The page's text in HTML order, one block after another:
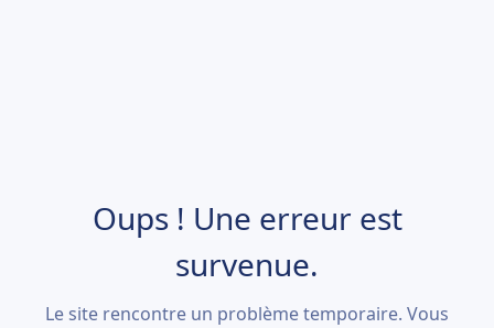
Oups ! Une erreur est
survenue.
Le site rencontre un problème temporaire. Vous